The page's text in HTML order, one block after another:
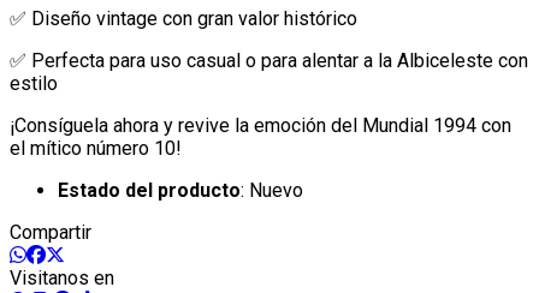
✅ Diseño vintage con gran valor histórico
✅ Perfecta para uso casual o para alentar a la Albiceleste con
estilo
¡Consíguela ahora y revive la emoción del Mundial 1994 con
el mítico número 10!
Estado del producto: Nuevo
Compartir
Visitanos en